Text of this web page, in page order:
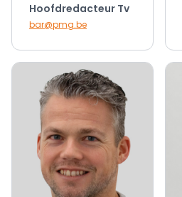
Hoofdredacteur Tv
bar@pmg.be